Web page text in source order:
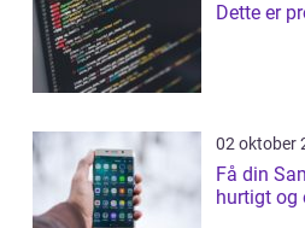
Dette er
02 oktober
Få din
hurtigt og